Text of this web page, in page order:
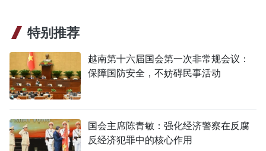
特别推荐
越南第十六届国会第一次非常规会议：
保障国防安全，不妨碍民事活动
国会主席陈青敏：强化经济警察在反腐
反经济犯罪中的核心作用